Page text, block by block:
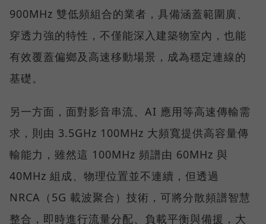
900MHz 雙低頻組合的業者，具備涵蓋範圍廣、
穿透力強的特性，不僅能深入建築物室內，也能
有效覆蓋偏鄉及高速移動場景，成為穩定連線的
基礎。
另一方面，面對影音串流、AI 應用等高速傳輸需
求，則由 3.5GHz 100MHz 大頻寬提供高容量傳
輸能力，雖然這 100MHz 頻譜由 60MHz 與
40MHz 組成、物理位置並不連續，但透過
NRCA（5G 載波聚合）技術，可將分散頻譜智慧
整合，即時進行流量分配、負載平衡與備援，大